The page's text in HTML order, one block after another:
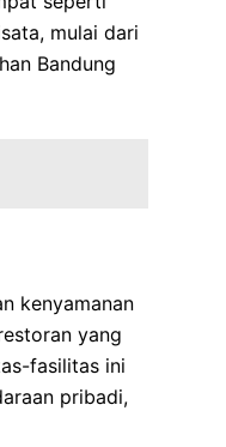
mulai dari
Bandung
kenyamanan
yang
fasilitas ini
pribadi,